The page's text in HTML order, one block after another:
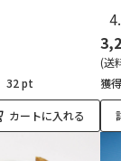
32 pt
カートに入れる
(送
獲